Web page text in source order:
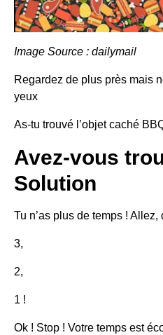
Image Source : dailymail
Regardez de plus près mais
yeux
As-tu trouvé l’objet caché
Avez-vous
Solution
Tu n’as plus de temps ! Allez,
3,
2,
1 !
Ok ! Stop ! Votre temps est